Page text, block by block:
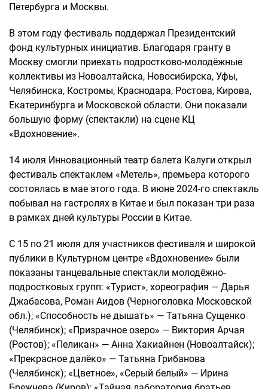
Петербурга и Москвы.
В этом году фестиваль поддержал Президентский
фонд культурных инициатив. Благодаря гранту в
Москву смогли приехать подростково-молодёжные
коллективы из Новоалтайска, Новосибирска, Уфы,
Челябинска, Костромы, Краснодара, Ростова, Кирова,
Екатеринбурга и Московской области. Они показали
большую форму (спектакли) на сцене КЦ
«Вдохновение».
14 июля Инновационный театр балета Калуги открыл
фестиваль спектаклем «Метель», премьера которого
состоялась в мае этого года. В июне 2024-го спектакль
побывал на гастролях в Китае и был показан три раза
в рамках дней культуры России в Китае.
С 15 по 21 июля для участников фестиваля и широкой
публики в Культурном центре «Вдохновение» были
показаны танцевальные спектакли молодёжно-
подростковых групп: «Турист», хореография — Дарья
Джабасова, Роман Аидов (Черноголовка Московской
обл.); «Способность не дышать» — Татьяна Сущенко
(Челябинск); «Призрачное озеро» — Виктория Арчая
(Ростов); «Пеликан» — Анна Хакиайнен (Новоалтайск);
«Прекрасное далёко» — Татьяна Грибанова
(Челябинск); «Цветное», «Серый белый» — Ирина